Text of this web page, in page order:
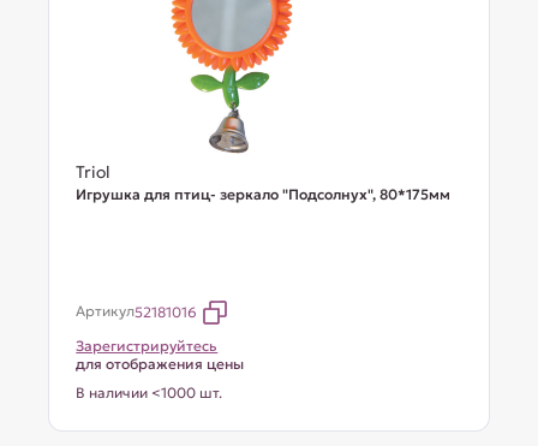
Triol
Игрушка для птиц- зеркало "Подсолнух", 80*175мм
Артикул52181016
Зарегистрируйтесь
для отображения цены
В наличии <1000 шт.